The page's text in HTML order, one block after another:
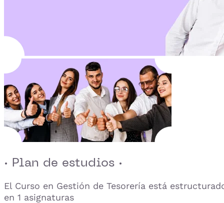
· Plan de estudios ·
El Curso en Gestión de Tesorería está
en 1 asignaturas